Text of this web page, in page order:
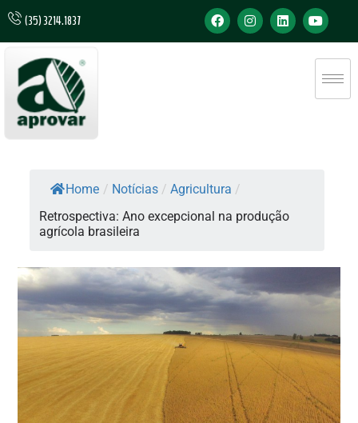
(35) 3214.1837
Home / Notícias / Agricultura /
Retrospectiva: Ano excepcional na produção
agrícola brasileira